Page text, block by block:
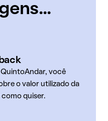
você
o valor utilizado da
quiser.